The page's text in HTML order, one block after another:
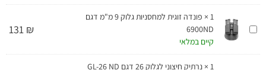
פונדה
זוגית
גלוק
1
×
פונדה זוגית למחסניות גלוק 9 מ"מ דגם
6900ND
קיים במלאי
131 ₪
1
× נרתיק חיצוני לגלוק 26 דגם GL-26 ND